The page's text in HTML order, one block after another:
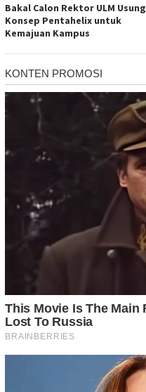
Bakal Calon Rektor ULM Usung
Konsep Pentahelix untuk
Kemajuan Kampus